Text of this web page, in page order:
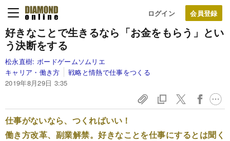
ログイン
好きなことで生きるなら 「お金をもらう」とい
う決断をする
松永直樹: ボードゲームソムリエ
キャリア・働き方
戦略と情熱で仕事をつくる
2019年8月29日 3:35
仕事がないなら、つくればいい！
働き方改革、副業解禁。好きなことを仕事にするとは聞く